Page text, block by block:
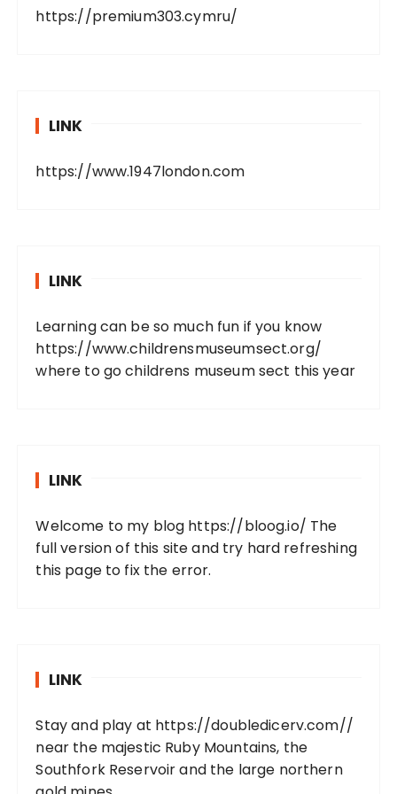
https://premium303.cymru/
LINK
https://www.1947london.com
LINK
Learning can be so much fun if you know
https://www.childrensmuseumsect.org/
where to go childrens museum sect this year
LINK
Welcome to my blog https://bloog.io/ The
full version of this site and try hard refreshing
this page to fix the error.
LINK
Stay and play at https://doubledicerv.com//
near the majestic Ruby Mountains, the
Southfork Reservoir and the large northern